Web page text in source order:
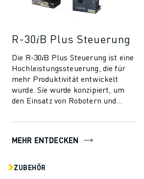
R-30𝑖B Plus Steuerung
Die R-30𝑖B Plus Steuerung ist eine
Hochleistungssteuerung, die für
mehr Produktivität entwickelt
wurde. Sie wurde konzipiert, um
den Einsatz von Robotern und
Fertigungsindust...
MEHR ENTDECKEN
ZUBEHÖR